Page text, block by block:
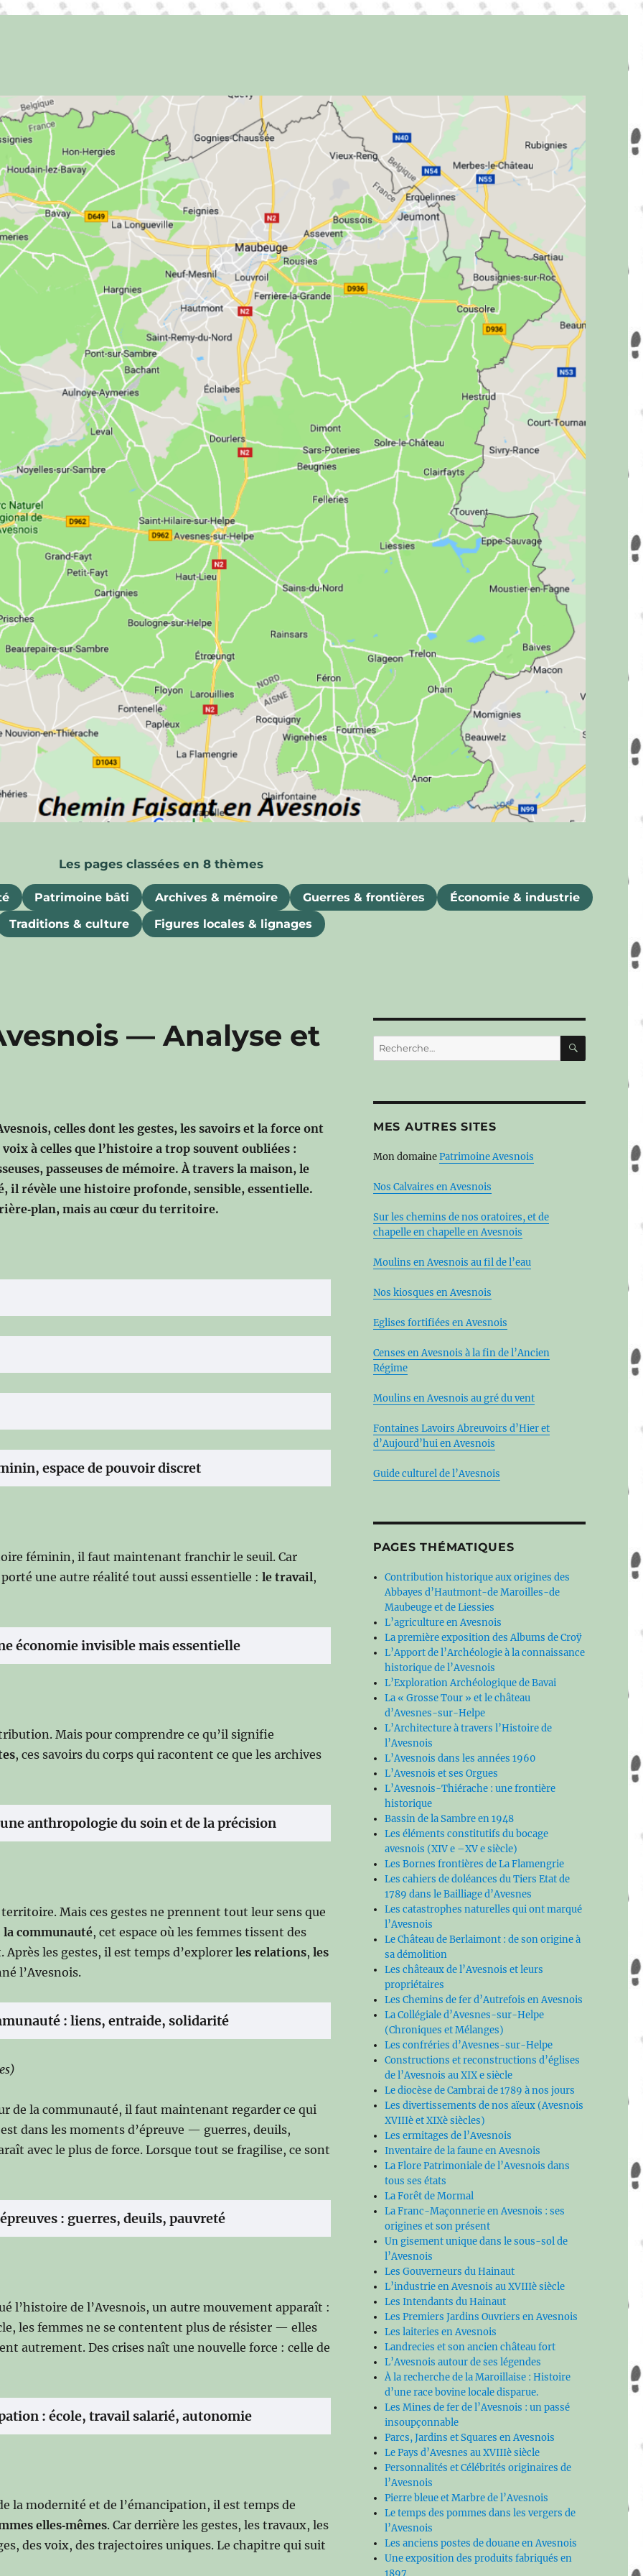
Patrimoine bâti Archives & mémoire Guerres & frontières
Économie & industrie
Traditions & culture
Figures locales & lignages
— Analyse et
celles dont les gestes, les savoirs et la force ont
à celles que l’histoire a trop souvent oubliées :
passeuses de mémoire. À travers la maison, le
il révèle une histoire profonde, sensible, essentielle.
mais au cœur du territoire.
espace de pouvoir discret
féminin, il faut maintenant franchir le seuil. Car
porté une autre réalité tout aussi essentielle :le travail,
économie invisible mais essentielle
Mais pour comprendre ce qu’il signifie
, ces savoirs du corps qui racontent ce que les archives
anthropologie du soin et de la précision
Mais ces gestes ne prennent tout leur sens que
la communauté, cet espace où les femmes tissent des
les gestes, il est temps d’explorerles relations,les
l’Avesnois.
: liens, entraide, solidarité
de la communauté, il faut maintenant regarder ce qui
dans les moments d’épreuve — guerres, deuils,
avec le plus de force. Lorsque tout se fragilise, ce sont
: guerres, deuils, pauvreté
l’histoire de l’Avesnois, un autre mouvement apparaît :
les femmes ne se contentent plus de résister — elles
autrement. Des crises naît une nouvelle force : celle de
: école, travail salarié, autonomie
la modernité et de l’émancipation, il est temps de
elles‑mêmes. Car derrière les gestes, les travaux, les
des voix, des trajectoires uniques. Le chapitre qui suit
Recherche
pour :
MES AUTRES SITES
Mon domainePatrimoine Avesnois
Nos Calvaires en Avesnois
Sur les chemins de nos oratoires, et de
chapelle en chapelle en Avesnois
Moulins en Avesnois au fil de l’eau
Nos kiosques en Avesnois
Eglises fortifiées en Avesnois
Censes en Avesnois à la fin de l’Ancien
Régime
Moulins en Avesnois au gré du vent
Fontaines Lavoirs Abreuvoirs d’Hier et
d’Aujourd’hui en Avesnois
Guide culturel de l’Avesnois
PAGES THÉMATIQUES
Contribution historique aux origines des
Abbayes d’Hautmont-de Maroilles-de
Maubeuge et de Liessies
L’agriculture en Avesnois
La première exposition des Albums de Croÿ
L’Apport de l’Archéologie à la connaissance
historique de l’Avesnois
L’Exploration Archéologique de Bavai
La « Grosse Tour » et le château
d’Avesnes-sur-Helpe
L’Architecture à travers l’Histoire de
l’Avesnois
L’Avesnois dans les années 1960
L’Avesnois et ses Orgues
L’Avesnois-Thiérache : une frontière
historique
Bassin de la Sambre en 1948
Les éléments constitutifs du bocage
avesnois (XIV e –XV e siècle)
Les Bornes frontières de La Flamengrie
Les cahiers de doléances du Tiers Etat de
1789 dans le Bailliage d’Avesnes
Les catastrophes naturelles qui ont marqué
l’Avesnois
Le Château de Berlaimont : de son origine à
sa démolition
Les châteaux de l’Avesnois et leurs
propriétaires
Les Chemins de fer d’Autrefois en Avesnois
La Collégiale d’Avesnes-sur-Helpe
(Chroniques et Mélanges)
Les confréries d’Avesnes-sur-Helpe
Constructions et reconstructions d’églises
de l’Avesnois au XIX e siècle
Le diocèse de Cambrai de 1789 à nos jours
Les divertissements de nos aïeux (Avesnois
XVIIIè et XIXè siècles)
Les ermitages de l’Avesnois
Inventaire de la faune en Avesnois
La Flore Patrimoniale de l’Avesnois dans
tous ses états
La Forêt de Mormal
La Franc-Maçonnerie en Avesnois : ses
origines et son présent
Un gisement unique dans le sous-sol de
l’Avesnois
Les Gouverneurs du Hainaut
L’industrie en Avesnois au XVIIIè siècle
Les Intendants du Hainaut
Les Premiers Jardins Ouvriers en Avesnois
Les laiteries en Avesnois
Landrecies et son ancien château fort
L’Avesnois autour de ses légendes
À la recherche de la Maroillaise : Histoire
d’une race bovine locale disparue.
Les Mines de fer de l’Avesnois : un passé
insoupçonnable
Parcs, Jardins et Squares en Avesnois
Le Pays d’Avesnes au XVIIIè siècle
Personnalités et Célébrités originaires de
l’Avesnois
Pierre bleue et Marbre de l’Avesnois
Le temps des pommes dans les vergers de
l’Avesnois
Les anciens postes de douane en Avesnois
Une exposition des produits fabriqués en
1897